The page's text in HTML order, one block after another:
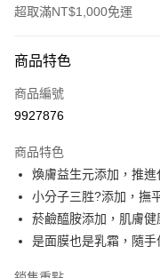
超取滿NT$1,000免運
信用卡一次付款
超商取貨付款
Apple Pay
街口支付
悠遊付
Google Pay
商品特色
商品編號
9927876
商品特色
煥膚益生元添加，推
小分子三胜?添加，撫
菸鹼醯胺添加，肌膚
是面膜也是乳霜，隨